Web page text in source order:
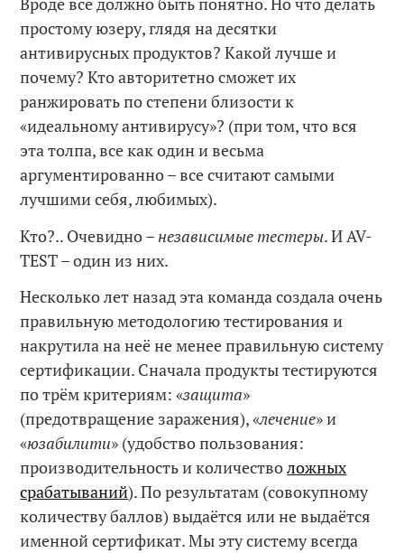
простому юзеру, глядя на десятки
антивирусных продуктов? Какой лучше и
почему? Кто авторитетно сможет их
ранжировать по степени близости к
«идеальному антивирусу»? (при том, что вся
эта толпа, все как один и весьма
аргументированно – все считают самыми
лучшими себя, любимых).
Кто?.. Очевидно –независимые тестеры. И AV-
TEST – один из них.
Несколько лет назад эта команда создала очень
правильную методологию тестирования и
накрутила на неё не менее правильную систему
сертификации. Сначала продукты тестируются
по трём критериям: «защита»
(предотвращение заражения), «лечение» и
«юзабилити» (удобство пользования:
производительность и количестволожных
срабатываний). По результатам (совокупному
количеству баллов) выдаётся или не выдаётся
именной сертификат. Мы эту систему всегда